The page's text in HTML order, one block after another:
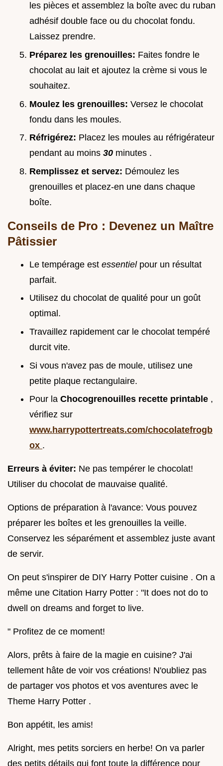
les pièces et assemblez la boîte avec du ruban
adhésif double face ou du chocolat fondu.
Laissez prendre.
Préparez les grenouilles: Faites fondre le
chocolat au lait et ajoutez la crème si vous le
souhaitez.
Moulez les grenouilles: Versez le chocolat
fondu dans les moules.
Réfrigérez: Placez les moules au réfrigérateur
pendant au moins 30 minutes .
Remplissez et servez: Démoulez les
grenouilles et placez-en une dans chaque
boîte.
Conseils de Pro : Devenez un Maître
Pâtissier
Le tempérage est essentiel pour un résultat
parfait.
Utilisez du chocolat de qualité pour un goût
optimal.
Travaillez rapidement car le chocolat tempéré
durcit vite.
Si vous n'avez pas de moule, utilisez une
petite plaque rectangulaire.
Pour la Chocogrenouilles recette printable ,
vérifiez sur
www.harrypottertreats.com/chocolatefrogb
ox .
Erreurs à éviter: Ne pas tempérer le chocolat!
Utiliser du chocolat de mauvaise qualité.
Options de préparation à l'avance: Vous pouvez
préparer les boîtes et les grenouilles la veille.
Conservez les séparément et assemblez juste avant
de servir.
On peut s'inspirer de DIY Harry Potter cuisine . On a
même une Citation Harry Potter : "It does not do to
dwell on dreams and forget to live.
" Profitez de ce moment!
Alors, prêts à faire de la magie en cuisine? J'ai
tellement hâte de voir vos créations! N'oubliez pas
de partager vos photos et vos aventures avec le
Theme Harry Potter .
Bon appétit, les amis!
Alright, mes petits sorciers en herbe! On va parler
des petits détails qui font toute la différence pour